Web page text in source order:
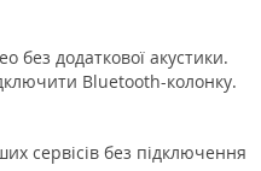
без додаткової акустики.
Bluetooth-колонку.
сервісів без підключення